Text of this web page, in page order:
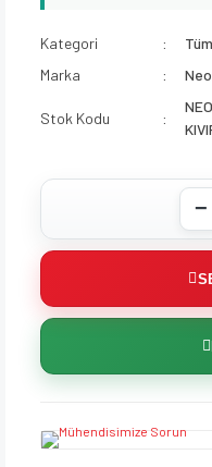
Kategori
Marka
Stok Kodu